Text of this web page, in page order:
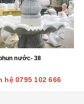
nước- 38
hệ 0795 102 666